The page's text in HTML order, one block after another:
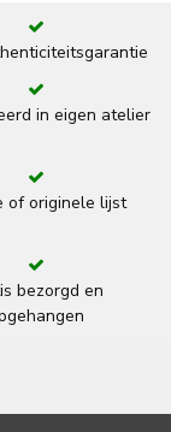
in eigen atelier
of originele lijst
bezorgd en